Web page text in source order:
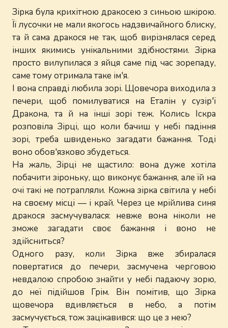
Зірка була крихітною дракосею з синьою шкірою.
Її лусочки не мали якогось надзвичайного блиску,
та й сама дракося не так, щоб вирізнялася серед
інших якимись унікальними здібностями. Зірка
просто вилупилася з яйця саме під час зорепаду,
саме тому отримала таке ім'я.
І вона справді любила зорі. Щовечора виходила з
печери, щоб помилуватися на Еталін у сузір'ї
Дракона, та й на інші зорі теж. Колись Іскра
розповіла Зірці, що коли бачиш у небі падіння
зорі, треба швиденько загадати бажання. Тоді
воно обов'язково збудеться.
На жаль, Зірці не щастило: вона дуже хотіла
побачити зіроньку, що виконує бажання, але їй на
очі такі не потрапляли. Кожна зірка світила у небі
на своєму місці — і край. Через це мрійлива синя
дракося засмучувалася: невже вона ніколи не
зможе загадати своє бажання і воно не
здійсниться?
Одного разу, коли Зірка вже збиралася
повертатися до печери, засмучена черговою
невдалою спробою знайти у небі падаючу зорю,
до неї підійшов Грім. Він помітив, що Зірка
щовечора вдивляється в небо, а потім
засмучується, тож зацікавився: що це з нею?